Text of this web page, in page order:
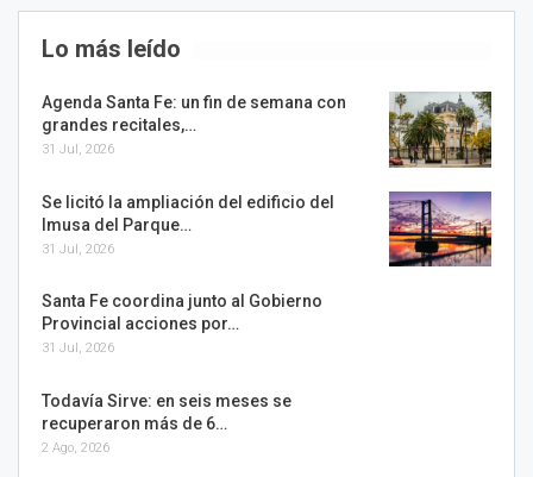
Lo más leído
Agenda Santa Fe: un fin de semana con
grandes recitales,…
31 Jul, 2026
Se licitó la ampliación del edificio del
Imusa del Parque…
31 Jul, 2026
Santa Fe coordina junto al Gobierno
Provincial acciones por…
31 Jul, 2026
Todavía Sirve: en seis meses se
recuperaron más de 6…
2 Ago, 2026